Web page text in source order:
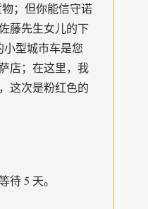
物；但你能信守诺
藤先生女儿的下
小型城市车是您
店；在这里，我
这次是粉红色的
待 5 天。